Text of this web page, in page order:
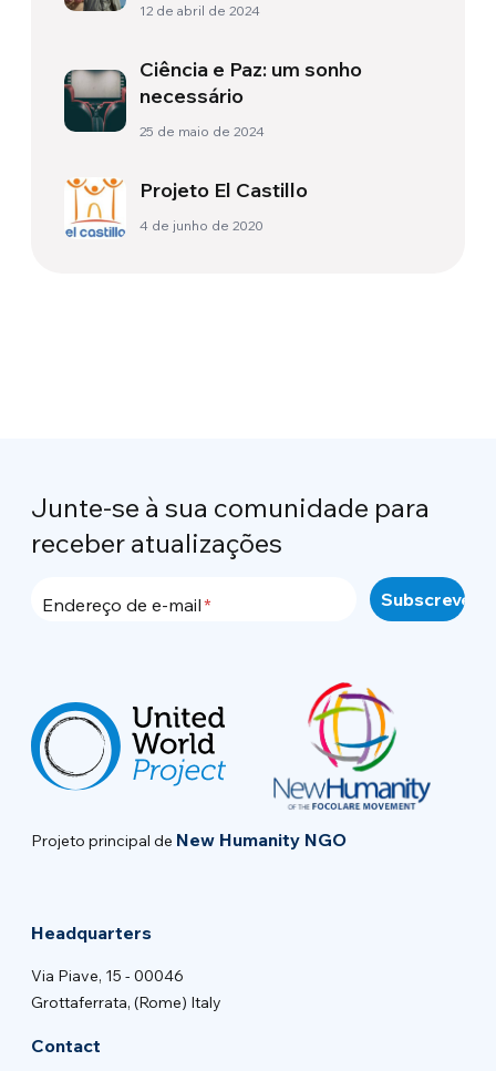
12 de abril de 2024
Ciência e Paz: um sonho
necessário
25 de maio de 2024
Projeto El Castillo
4 de junho de 2020
Junte-se à sua comunidade para
receber atualizações
Endereço de e-mail
Projeto principal de New Humanity NGO
Headquarters
Via Piave, 15 - 00046
Grottaferrata, (Rome) Italy
Contact